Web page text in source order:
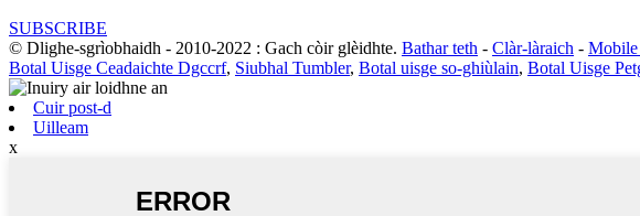
SUBSCRIBE
© Dlighe-sgrìobhaidh - 2010-2022 : Gach còir glèidhte. Bathar teth - Clàr-làraich - Mobile
Botal Uisge Ceadaichte Dgccrf, Siubhal Tumbler, Botal uisge so-ghiùlain, Botal Uisge
Cuir post-d
Uilleam
x